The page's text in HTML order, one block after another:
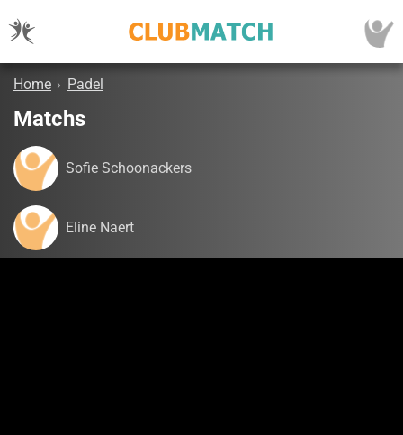
Home › Padel
Matchs
Sofie Schoonackers
Eline Naert